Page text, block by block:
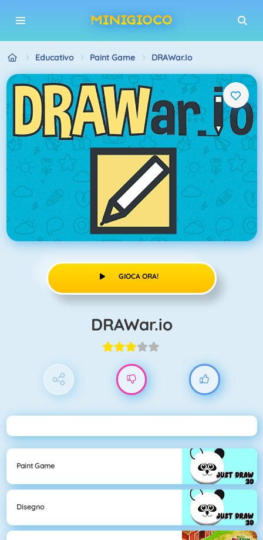
Educativo Paint Game DRAWar.io
GIOCA ORA!
DRAWar.io
Paint Game
Disegno